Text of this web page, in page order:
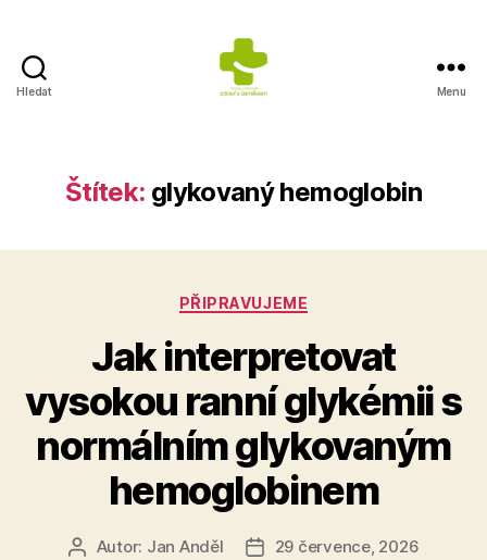
Hledat
místě
Menu
Štítek: glykovaný hemoglobin
Rubriky
PŘIPRAVUJEME
Jak interpretovat
vysokou ranní glykémii s
normálním glykovaným
hemoglobinem
AutorAutor: Jan Anděl
Datum
29 července, 2026